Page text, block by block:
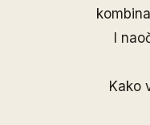
I
Kako